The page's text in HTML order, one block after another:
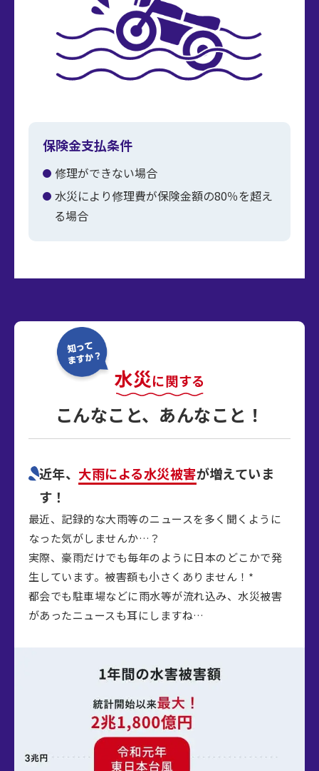
保険金支払条件
修理ができない場合
水災により修理費が保険金額の80％を超え
る場合
水災に関する
こんなこと、あんなこと！
近年、 大雨による水災被害が増えていま
す！
最近、記録的な大雨等のニュースを多く聞くように
なった気がしませんか…？
実際、豪雨だけでも毎年のように日本のどこかで発
生しています。被害額も小さくありません！*
都会でも駐車場などに雨水等が流れ込み、水災被害
があったニュースも耳にしますね…